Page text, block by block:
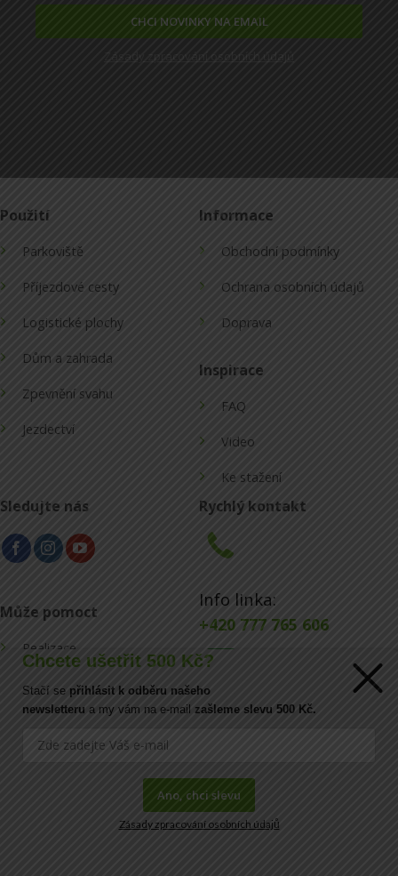
CHCI NOVINKY NA EMAIL
Zásady zpracování osobních údajů
Použití
Parkoviště
Příjezdové cesty
Logistické plochy
Dům a zahrada
Zpevnění svahu
Jezdectví
Informace
Obchodní podmínky
Ochrana osobních údajů
Doprava
Inspirace
FAQ
Video
Ke stažení
Sledujte nás
Může pomoct
Realizace
Konfigurátor
Blog
Kontakt
Rychlý kontakt
Info linka:
+420 777 765 606
E-mail:
Chcete ušetřit 500 Kč?
Stačí se přihlásit k odběru našeho
newsletteru a my vám na e-mail zašleme slevu 500 Kč.
Ano, chci slevu
Zásady zpracování osobních údajů